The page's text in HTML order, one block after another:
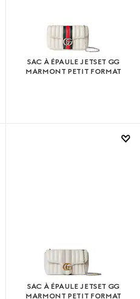
SAC À ÉPAULE JETSET GG
MARMONT PETIT FORMAT
SAC À ÉPAULE JETSET GG
MARMONT PETIT FORMAT